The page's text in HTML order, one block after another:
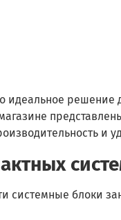
идеальное решение
и
системные блоки